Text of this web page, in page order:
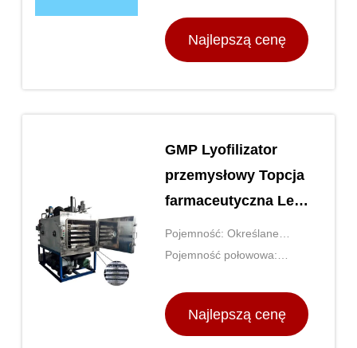
Najlepszą cenę
GMP Lyofilizator
przemysłowy Topcja
farmaceutyczna Leki
lodowe
Pojemność: Określane
według modelu
Pojemność połowowa:
Najlepszą cenę